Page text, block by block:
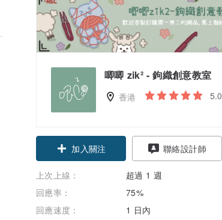
唧唧 zik² - 鉤織創意教室
香港 5.0
加入關注 聯絡設計師
上次上線：
超過 1 週
回應率：
75%
回應速度：
1 日內